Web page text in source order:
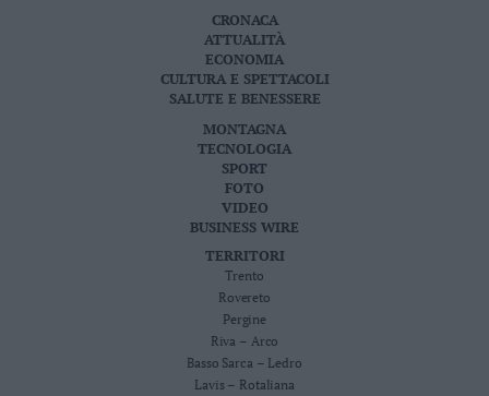
CRONACA
ATTUALITÀ
ECONOMIA
CULTURA E SPETTACOLI
SALUTE E BENESSERE
MONTAGNA
TECNOLOGIA
SPORT
FOTO
VIDEO
BUSINESS WIRE
TERRITORI
Trento
Rovereto
Pergine
Riva – Arco
Basso Sarca – Ledro
Lavis – Rotaliana